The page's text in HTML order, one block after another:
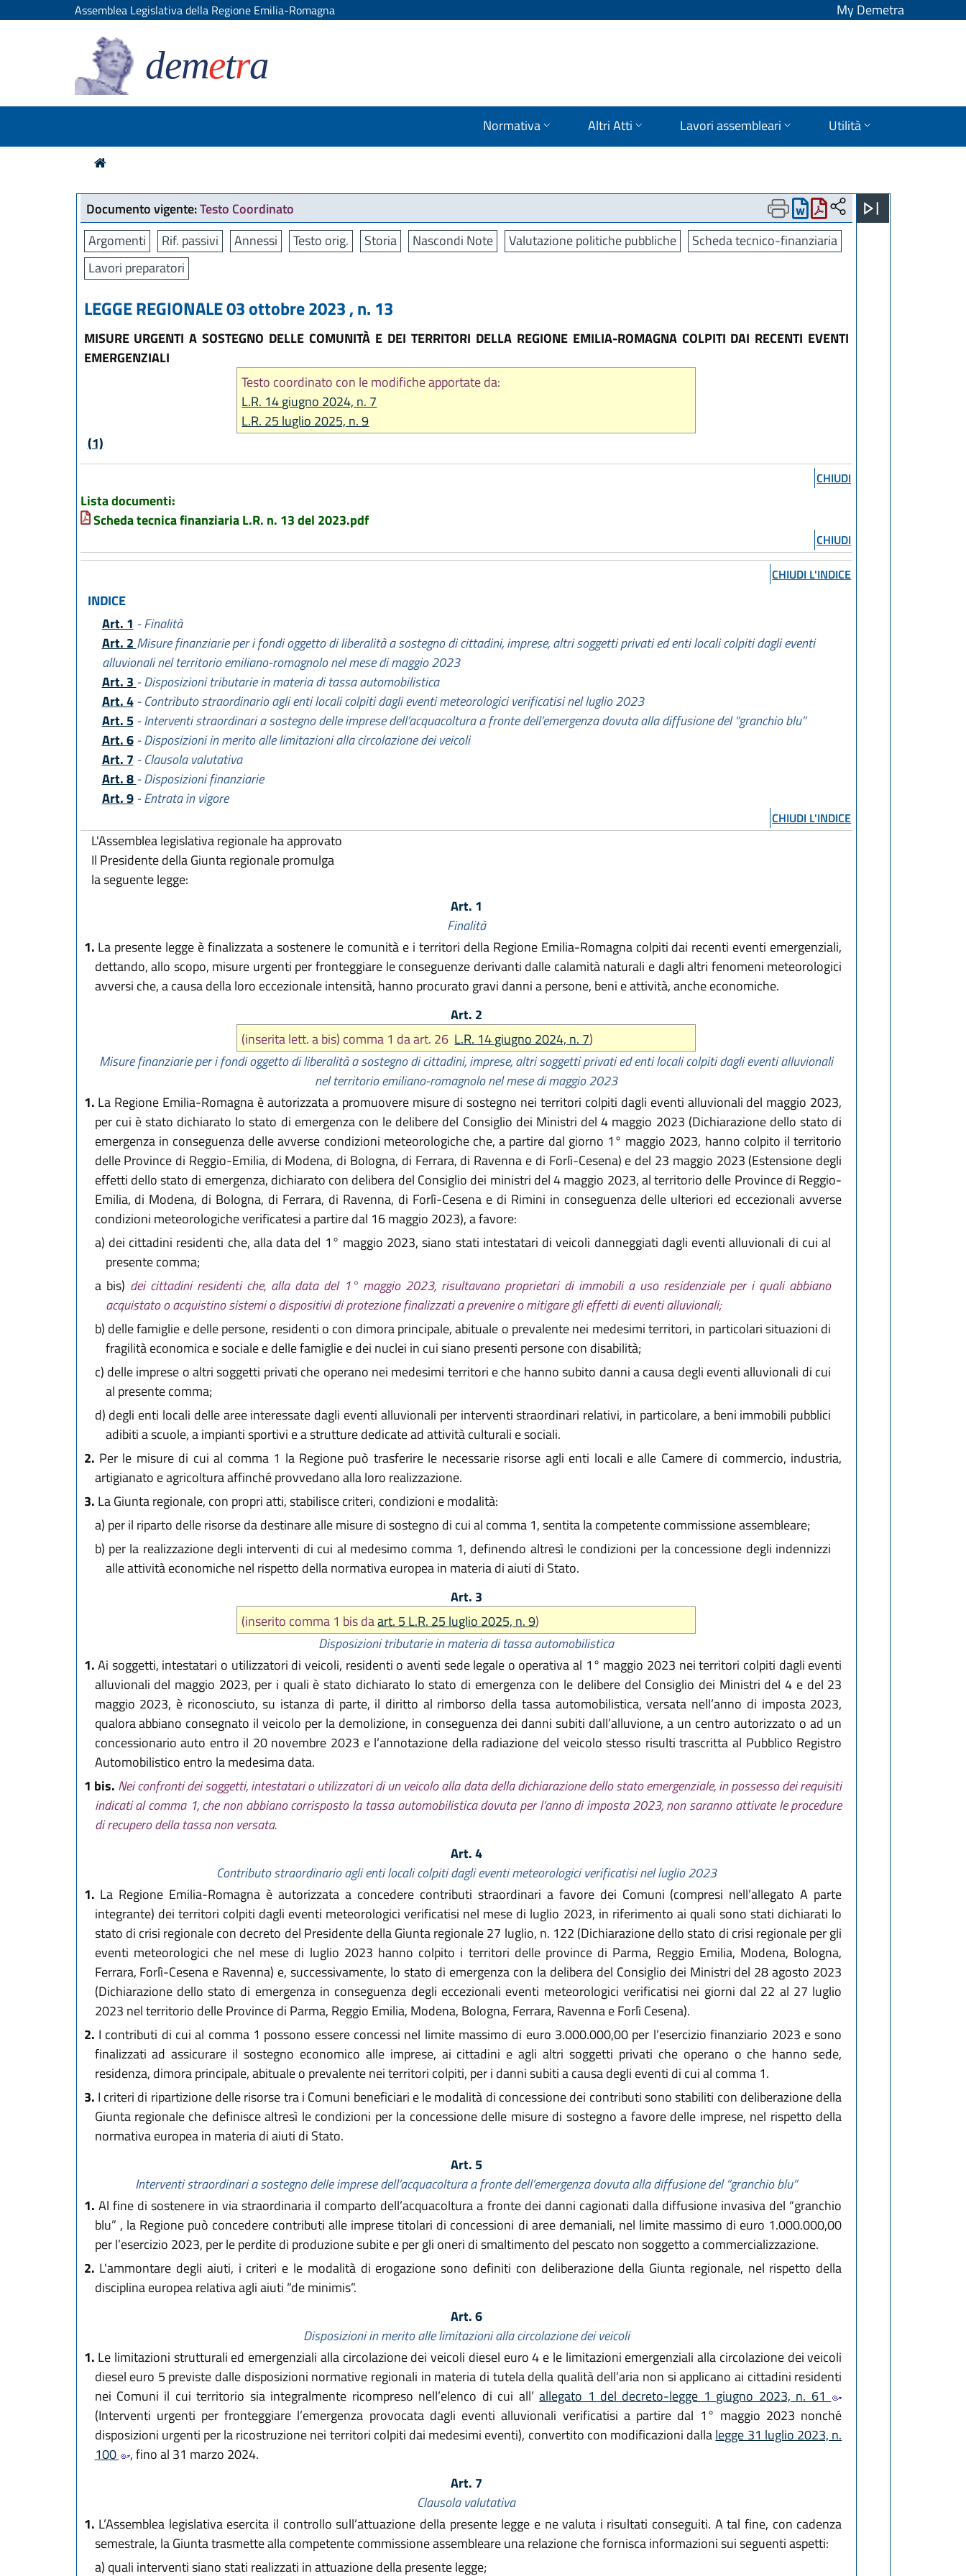
Assemblea Legislativa della Regione Emilia-Romagna My Demetra
demetra
Normativa Altri Atti Lavori assembleari Utilità
Documento vigente:Testo Coordinato
Argomenti
Rif. passivi Annessi Testo orig. Storia Nascondi Note Valutazione politiche pubbliche
Scheda tecnico-finanziaria
Lavori preparatori
LEGGE REGIONALE 03 ottobre 2023 , n. 13
MISURE URGENTI A SOSTEGNO DELLE COMUNITÀ E DEI TERRITORI DELLA REGIONE EMILIA-ROMAGNA COLPITI DAI RECENTI EVENTI
EMERGENZIALI
Testo coordinato con le modifiche apportate da:
L.R. 14 giugno 2024, n. 7
L.R. 25 luglio 2025, n. 9
(1)
CHIUDI
Lista documenti:
Scheda tecnica finanziaria L.R. n. 13 del 2023.pdf
CHIUDI
CHIUDI L'INDICE
INDICE
Art. 1 - Finalità
Art. 2 Misure finanziarie per i fondi oggetto di liberalità a sostegno di cittadini, imprese, altri soggetti privati ed enti locali colpiti dagli eventi
alluvionali nel territorio emiliano-romagnolo nel mese di maggio 2023
Art. 3 - Disposizioni tributarie in materia di tassa automobilistica
Art. 4- Contributo straordinario agli enti locali colpiti dagli eventi meteorologici verificatisi nel luglio 2023
Art. 5- Interventi straordinari a sostegno delle imprese dell’acquacoltura a fronte dell’emergenza dovuta alla diffusione del “granchio blu”
Art. 6- Disposizioni in merito alle limitazioni alla circolazione dei veicoli
Art. 7 - Clausola valutativa
Art. 8 - Disposizioni finanziarie
Art. 9- Entrata in vigore
CHIUDI L'INDICE
L'Assemblea legislativa regionale ha approvato
Il Presidente della Giunta regionale promulga
la seguente legge:
Art. 1
Finalità
1. La presente legge è finalizzata a sostenere le comunità e i territori della Regione Emilia-Romagna colpiti dai recenti eventi emergenziali,
dettando, allo scopo, misure urgenti per fronteggiare le conseguenze derivanti dalle calamità naturali e dagli altri fenomeni meteorologici
avversi che, a causa della loro eccezionale intensità, hanno procurato gravi danni a persone, beni e attività, anche economiche.
Art. 2
(inserita lett. a bis) comma 1 da art. 26 L.R. 14 giugno 2024, n. 7)
Misure finanziarie per i fondi oggetto di liberalità a sostegno di cittadini, imprese, altri soggetti privati ed enti locali colpiti dagli eventi alluvionali
nel territorio emiliano-romagnolo nel mese di maggio 2023
1. La Regione Emilia-Romagna è autorizzata a promuovere misure di sostegno nei territori colpiti dagli eventi alluvionali del maggio 2023,
per cui è stato dichiarato lo stato di emergenza con le delibere del Consiglio dei Ministri del 4 maggio 2023 (Dichiarazione dello stato di
emergenza in conseguenza delle avverse condizioni meteorologiche che, a partire dal giorno 1° maggio 2023, hanno colpito il territorio
delle Province di Reggio-Emilia, di Modena, di Bologna, di Ferrara, di Ravenna e di Forlì-Cesena) e del 23 maggio 2023 (Estensione degli
effetti dello stato di emergenza, dichiarato con delibera del Consiglio dei ministri del 4 maggio 2023, al territorio delle Province di Reggio-
Emilia, di Modena, di Bologna, di Ferrara, di Ravenna, di Forlì-Cesena e di Rimini in conseguenza delle ulteriori ed eccezionali avverse
condizioni meteorologiche verificatesi a partire dal 16 maggio 2023), a favore:
a) dei cittadini residenti che, alla data del 1° maggio 2023, siano stati intestatari di veicoli danneggiati dagli eventi alluvionali di cui al
presente comma;
a bis) dei cittadini residenti che, alla data del 1° maggio 2023, risultavano proprietari di immobili a uso residenziale per i quali abbiano
acquistato o acquistino sistemi o dispositivi di protezione finalizzati a prevenire o mitigare gli effetti di eventi alluvionali;
b) delle famiglie e delle persone, residenti o con dimora principale, abituale o prevalente nei medesimi territori, in particolari situazioni di
fragilità economica e sociale e delle famiglie e dei nuclei in cui siano presenti persone con disabilità;
c) delle imprese o altri soggetti privati che operano nei medesimi territori e che hanno subito danni a causa degli eventi alluvionali di cui
al presente comma;
d) degli enti locali delle aree interessate dagli eventi alluvionali per interventi straordinari relativi, in particolare, a beni immobili pubblici
adibiti a scuole, a impianti sportivi e a strutture dedicate ad attività culturali e sociali.
2. Per le misure di cui al comma 1 la Regione può trasferire le necessarie risorse agli enti locali e alle Camere di commercio, industria,
artigianato e agricoltura affinché provvedano alla loro realizzazione.
3. La Giunta regionale, con propri atti, stabilisce criteri, condizioni e modalità:
a) per il riparto delle risorse da destinare alle misure di sostegno di cui al comma 1, sentita la competente commissione assembleare;
b) per la realizzazione degli interventi di cui al medesimo comma 1, definendo altresì le condizioni per la concessione degli indennizzi
alle attività economiche nel rispetto della normativa europea in materia di aiuti di Stato.
Art. 3
(inserito comma 1 bis daart. 5 L.R. 25 luglio 2025, n. 9)
Disposizioni tributarie in materia di tassa automobilistica
1.Ai soggetti, intestatari o utilizzatori di veicoli, residenti o aventi sede legale o operativa al 1° maggio 2023 nei territori colpiti dagli eventi
alluvionali del maggio 2023, per i quali è stato dichiarato lo stato di emergenza con le delibere del Consiglio dei Ministri del 4 e del 23
maggio 2023, è riconosciuto, su istanza di parte, il diritto al rimborso della tassa automobilistica, versata nell’anno di imposta 2023,
qualora abbiano consegnato il veicolo per la demolizione, in conseguenza dei danni subiti dall’alluvione, a un centro autorizzato o ad un
concessionario auto entro il 20 novembre 2023 e l’annotazione della radiazione del veicolo stesso risulti trascritta al Pubblico Registro
Automobilistico entro la medesima data.
1 bis. Nei confronti dei soggetti, intestatari o utilizzatori di un veicolo alla data della dichiarazione dello stato emergenziale, in possesso dei requisiti
indicati al comma 1, che non abbiano corrisposto la tassa automobilistica dovuta per l’anno di imposta 2023, non saranno attivate le procedure
di recupero della tassa non versata.
Art. 4
Contributo straordinario agli enti locali colpiti dagli eventi meteorologici verificatisi nel luglio 2023
1. La Regione Emilia-Romagna è autorizzata a concedere contributi straordinari a favore dei Comuni (compresi nell’allegato A parte
integrante) dei territori colpiti dagli eventi meteorologici verificatisi nel mese di luglio 2023, in riferimento ai quali sono stati dichiarati lo
stato di crisi regionale con decreto del Presidente della Giunta regionale 27 luglio, n. 122 (Dichiarazione dello stato di crisi regionale per gli
eventi meteorologici che nel mese di luglio 2023 hanno colpito i territori delle province di Parma, Reggio Emilia, Modena, Bologna,
Ferrara, Forlì-Cesena e Ravenna) e, successivamente, lo stato di emergenza con la delibera del Consiglio dei Ministri del 28 agosto 2023
(Dichiarazione dello stato di emergenza in conseguenza degli eccezionali eventi meteorologici verificatisi nei giorni dal 22 al 27 luglio
2023 nel territorio delle Province di Parma, Reggio Emilia, Modena, Bologna, Ferrara, Ravenna e Forlì Cesena).
2. I contributi di cui al comma 1 possono essere concessi nel limite massimo di euro 3.000.000,00 per l’esercizio finanziario 2023 e sono
finalizzati ad assicurare il sostegno economico alle imprese, ai cittadini e agli altri soggetti privati che operano o che hanno sede,
residenza, dimora principale, abituale o prevalente nei territori colpiti, per i danni subiti a causa degli eventi di cui al comma 1.
3. I criteri di ripartizione delle risorse tra i Comuni beneficiari e le modalità di concessione dei contributi sono stabiliti con deliberazione della
Giunta regionale che definisce altresì le condizioni per la concessione delle misure di sostegno a favore delle imprese, nel rispetto della
normativa europea in materia di aiuti di Stato.
Art. 5
Interventi straordinari a sostegno delle imprese dell’acquacoltura a fronte dell’emergenza dovuta alla diffusione del “granchio blu”
1. Al fine di sostenere in via straordinaria il comparto dell’acquacoltura a fronte dei danni cagionati dalla diffusione invasiva del “granchio
blu” , la Regione può concedere contributi alle imprese titolari di concessioni di aree demaniali, nel limite massimo di euro 1.000.000,00
per l’esercizio 2023, per le perdite di produzione subite e per gli oneri di smaltimento del pescato non soggetto a commercializzazione.
2. L'ammontare degli aiuti, i criteri e le modalità di erogazione sono definiti con deliberazione della Giunta regionale, nel rispetto della
disciplina europea relativa agli aiuti “de minimis”.
Art. 6
Disposizioni in merito alle limitazioni alla circolazione dei veicoli
1. Le limitazioni strutturali ed emergenziali alla circolazione dei veicoli diesel euro 4 e le limitazioni emergenziali alla circolazione dei veicoli
diesel euro 5 previste dalle disposizioni normative regionali in materia di tutela della qualità dell’aria non si applicano ai cittadini residenti
nei Comuni il cui territorio sia integralmente ricompreso nell’elenco di cui all’allegato 1 del decreto-legge 1 giugno 2023, n. 61
(Interventi urgenti per fronteggiare l’emergenza provocata dagli eventi alluvionali verificatisi a partire dal 1° maggio 2023 nonché
disposizioni urgenti per la ricostruzione nei territori colpiti dai medesimi eventi), convertito con modificazioni dallalegge 31 luglio 2023, n.
100
, fino al 31 marzo 2024.
Art. 7
Clausola valutativa
1. L’Assemblea legislativa esercita il controllo sull’attuazione della presente legge e ne valuta i risultati conseguiti. A tal fine, con cadenza
semestrale, la Giunta trasmette alla competente commissione assembleare una relazione che fornisca informazioni sui seguenti aspetti:
a) quali interventi siano stati realizzati in attuazione della presente legge;